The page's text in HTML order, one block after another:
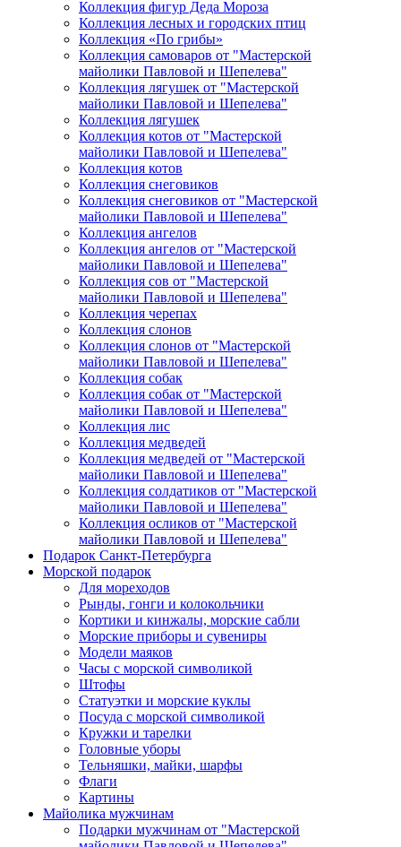
Коллекция фигур Деда Мороза
Коллекция лесных и городских птиц
Коллекция «По грибы»
Коллекция самоваров от "Мастерской
майолики Павловой и Шепелева"
Коллекция лягушек от "Мастерской
майолики Павловой и Шепелева"
Коллекция лягушек
Коллекция котов от "Мастерской
майолики Павловой и Шепелева"
Коллекция котов
Коллекция снеговиков
Коллекция снеговиков от "Мастерской
майолики Павловой и Шепелева"
Коллекция ангелов
Коллекция ангелов от "Мастерской
майолики Павловой и Шепелева"
Коллекция сов от "Мастерской
майолики Павловой и Шепелева"
Коллекция черепах
Коллекция слонов
Коллекция слонов от "Мастерской
майолики Павловой и Шепелева"
Коллекция собак
Коллекция собак от "Мастерской
майолики Павловой и Шепелева"
Коллекция лис
Коллекция медведей
Коллекция медведей от "Мастерской
майолики Павловой и Шепелева"
Коллекция солдатиков от "Мастерской
майолики Павловой и Шепелева"
Коллекция осликов от "Мастерской
майолики Павловой и Шепелева"
Подарок Санкт-Петербурга
Морской подарок
Для мореходов
Рынды, гонги и колокольчики
Кортики и кинжалы, морские сабли
Морские приборы и сувениры
Модели маяков
Часы с морской символикой
Штофы
Статуэтки и морские куклы
Посуда с морской символикой
Кружки и тарелки
Головные уборы
Тельняшки, майки, шарфы
Флаги
Картины
Майолика мужчинам
Подарки мужчинам от "Мастерской